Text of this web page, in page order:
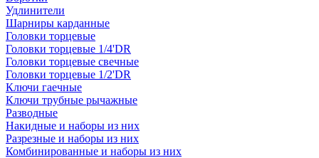
Удлинители
Шарниры карданные
Головки торцевые
Головки торцевые 1/4'DR
Головки торцевые свечные
Головки торцевые 1/2'DR
Ключи гаечные
Ключи трубные рычажные
Разводные
Накидные и наборы из них
Разрезные и наборы из них
Комбинированные и наборы из них